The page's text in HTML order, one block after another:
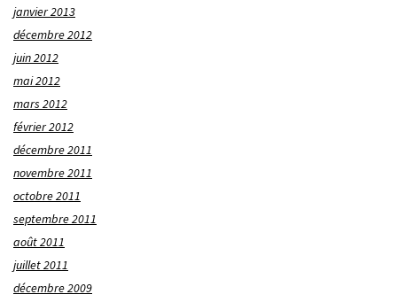
janvier 2013
décembre 2012
juin 2012
mai 2012
mars 2012
février 2012
décembre 2011
novembre 2011
octobre 2011
septembre 2011
août 2011
juillet 2011
décembre 2009